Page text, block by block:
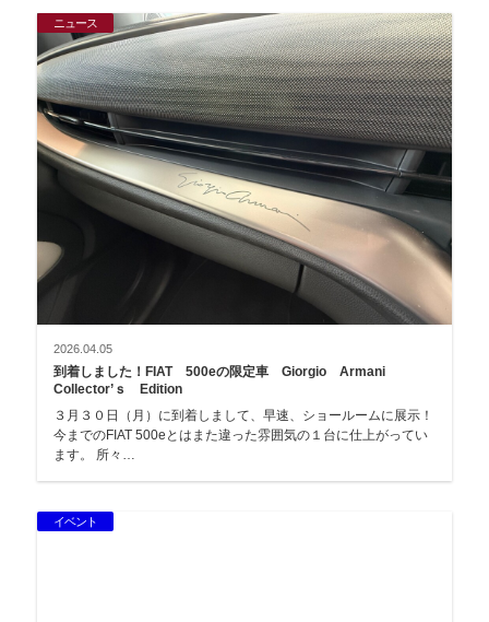
ニュース
2026.04.05
到着しました！FIAT 500eの限定車 Giorgio Armani
Collector’ｓ Edition
３月３０日（月）に到着しまして、早速、ショールームに展示！
今までのFIAT 500eとはまた違った雰囲気の１台に仕上がってい
ます。 所々…
イベント